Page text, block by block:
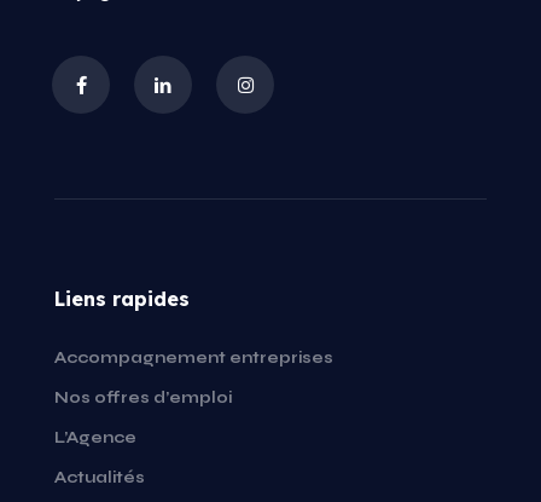
Liens rapides
Accompagnement entreprises
Nos offres d’emploi
L’Agence
Actualités